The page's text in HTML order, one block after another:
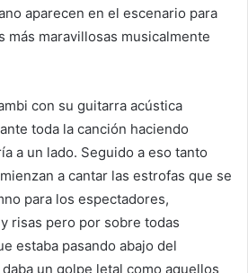
aparecen en el escenario para
más maravillosas musicalmente
con su guitarra acústica
toda la canción haciendo
a un lado. Seguido a eso tanto
a cantar las estrofas que se
para los espectadores,
risas pero por sobre todas
estaba pasando abajo del
un golpe letal como aquellos